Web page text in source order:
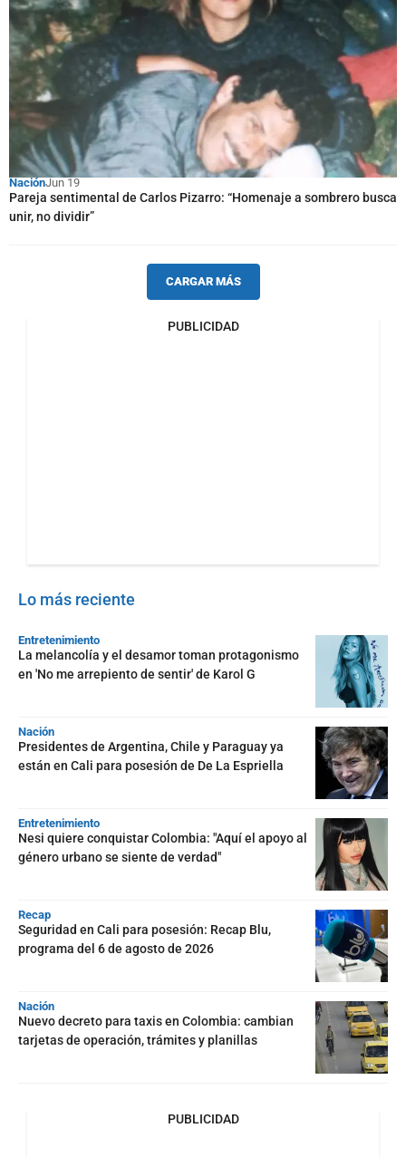
NaciónJun 19
Pareja sentimental de Carlos Pizarro: “Homenaje a sombrero busca
unir, no dividir”
CARGAR MÁS
PUBLICIDAD
Lo más reciente
Entretenimiento
La melancolía y el desamor toman protagonismo
en 'No me arrepiento de sentir' de Karol G
Nación
Presidentes de Argentina, Chile y Paraguay ya
están en Cali para posesión de De La Espriella
Entretenimiento
Nesi quiere conquistar Colombia: "Aquí el apoyo al
género urbano se siente de verdad"
Recap
Seguridad en Cali para posesión: Recap Blu,
programa del 6 de agosto de 2026
Nación
Nuevo decreto para taxis en Colombia: cambian
tarjetas de operación, trámites y planillas
PUBLICIDAD